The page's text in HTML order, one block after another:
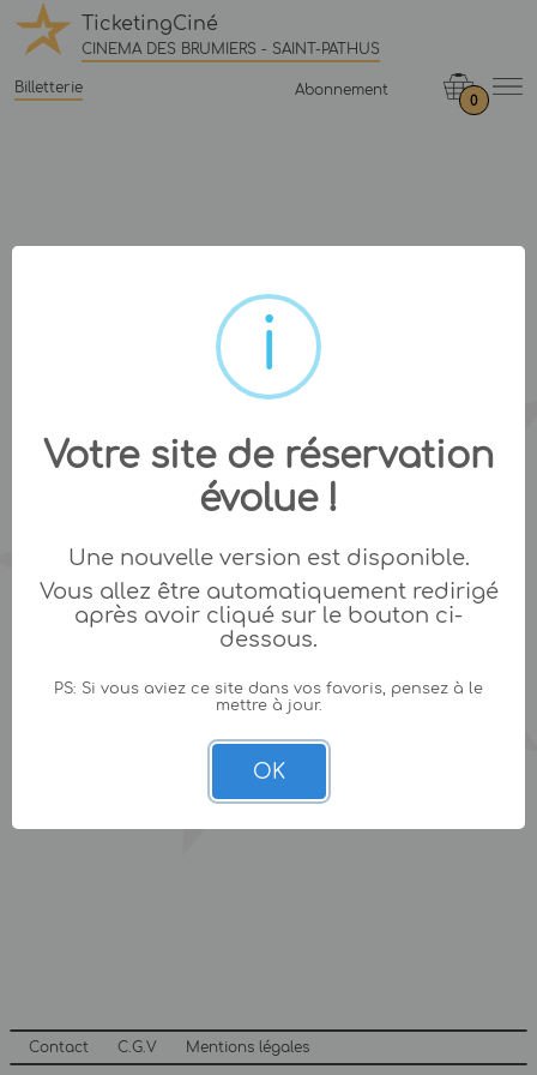
TicketingCiné
CINEMA DES BRUMIERS - SAINT-PATHUS
Billetterie Abonnement
0
Contact C.G.V Mentions légales
Votre site de réservation
évolue !
Une nouvelle version est disponible.
Vous allez être automatiquement redirigé
après avoir cliqué sur le bouton ci-
dessous.
PS: Si vous aviez ce site dans vos favoris, pensez à le
mettre à jour.
OK